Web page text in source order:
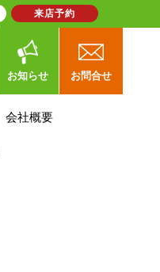
お知らせ お問合せ
会社概要
来店予約